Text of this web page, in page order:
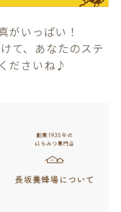
がいっぱい！
て、あなたのステ
ださいね♪